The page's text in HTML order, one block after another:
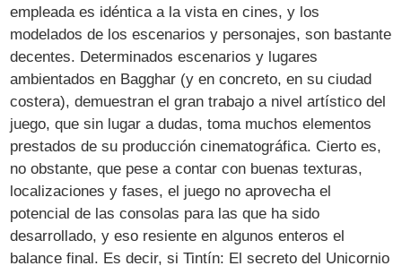
empleada es idéntica a la vista en cines, y los
modelados de los escenarios y personajes, son bastante
decentes. Determinados escenarios y lugares
ambientados en Bagghar (y en concreto, en su ciudad
costera), demuestran el gran trabajo a nivel artístico del
juego, que sin lugar a dudas, toma muchos elementos
prestados de su producción cinematográfica. Cierto es,
no obstante, que pese a contar con buenas texturas,
localizaciones y fases, el juego no aprovecha el
potencial de las consolas para las que ha sido
desarrollado, y eso resiente en algunos enteros el
balance final. Es decir, si Tintín: El secreto del Unicornio